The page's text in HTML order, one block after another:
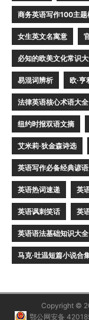
商务英语写作100主题
女生英文名寓意
必知的欧美文化常识
易混词辨析 欧·亨
法律英语核心术语大全
纽约时报双语文摘
艾米莉·狄金森诗选
英语写作必备经典谚
英语热词速递 英
英语讽刺笑话 英
英语语法基础知识大全
马克·吐温短篇小说合
Copyright ©
鄂公网安备